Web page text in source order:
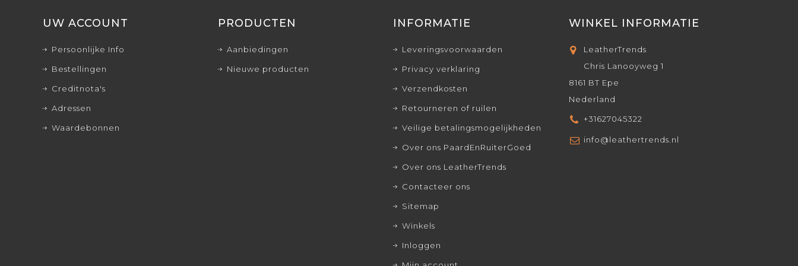
UW ACCOUNT
Persoonlijke Info
Bestellingen
Creditnota's
Adressen
Waardebonnen
PRODUCTEN
Aanbiedingen
Nieuwe producten
INFORMATIE
Leveringsvoorwaarden
Privacy verklaring
Verzendkosten
Retourneren of ruilen
Veilige betalingsmogelijkheden
Over ons PaardEnRuiterGoed
Over ons LeatherTrends
Contacteer ons
Sitemap
Winkels
Inloggen
WINKEL INFORMATIE
LeatherTrends
Chris Lanooyweg 1
8161 BT Epe
Nederland
+31627045322
info@leathertrends.nl